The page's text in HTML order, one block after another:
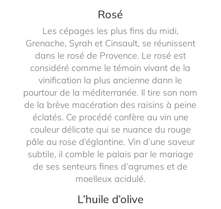
Rosé
Les cépages les plus fins du midi,
Grenache, Syrah et Cinsault, se réunissent
dans le rosé de Provence. Le rosé est
considéré comme le témoin vivant de la
vinification la plus ancienne dann le
pourtour de la méditerranée. Il tire son nom
de la brève macération des raisins à peine
éclatés. Ce procédé confère au vin une
couleur délicate qui se nuance du rouge
pâle au rose d’églantine. Vin d’une saveur
subtile, il comble le palais par le mariage
de ses senteurs fines d’agrumes et de
moelleux acidulé.
L’huile d’olive